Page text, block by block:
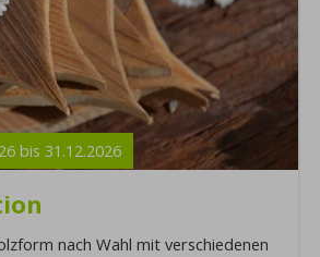
bis31.12.2026
nach Wahl mit verschiedenen